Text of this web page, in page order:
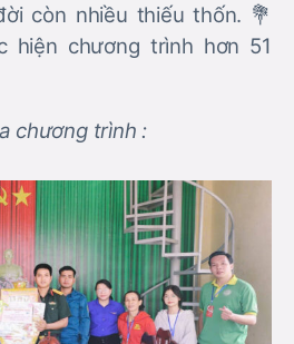
còn nhiều thiếu thốn. 💐
hiện chương trình hơn 51
chương trình :